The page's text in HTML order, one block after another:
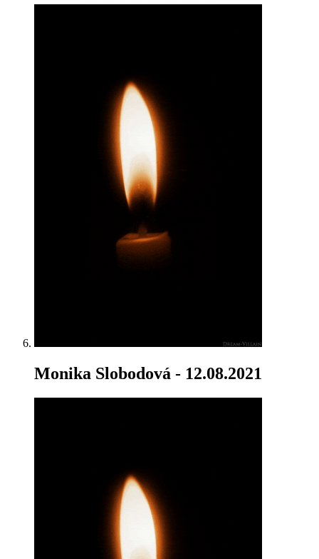
Monika Slobodová - 12.08.2021